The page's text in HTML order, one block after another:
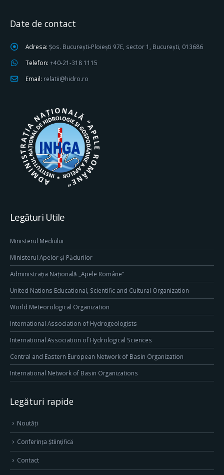
Date de contact
Adresa: Șos. București-Ploiești 97E, sector 1, București, 013686
Telefon: +40-21-318 1115
Email: relatii@hidro.ro
Legături Utile
Ministerul Mediului
Ministerul Apelor și Pădurilor
Administrația Națională „Apele Române”
United Nations Educational, Scientific and Cultural Organization
World Meteorological Organization
International Association of Hydrogeologists
International Association of Hydrological Sciences
Central and Eastern European Network of Basin Organization
International Network of Basin Organizations
Legături rapide
Noutăți
Conferința Științifică
Contact